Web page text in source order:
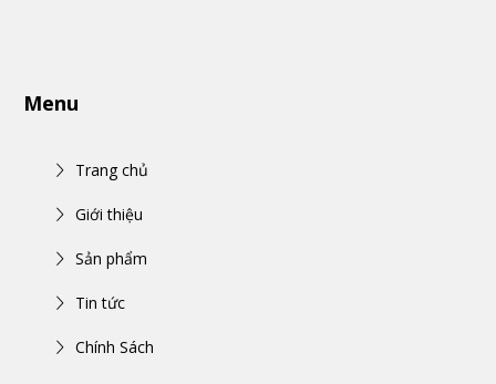
Menu
Trang chủ
Giới thiệu
Sản phẩm
Tin tức
Chính Sách